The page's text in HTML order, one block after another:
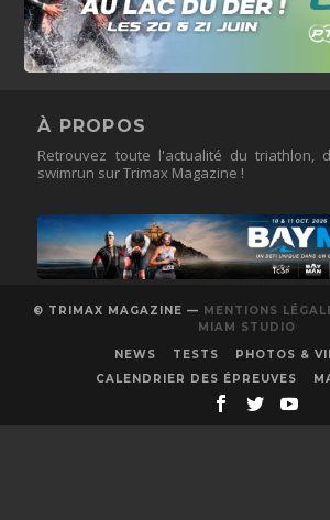
À PROPOS
Retrouvez toute l'actualité du triathlon,
swimrun sur Trimax Magazine !
© TRIMAX MAGAZINE — MENTIONS
MIAM STUDIO
NEWS
TESTS
PHOTOS &
CALENDRIER DES ÉPREUVES